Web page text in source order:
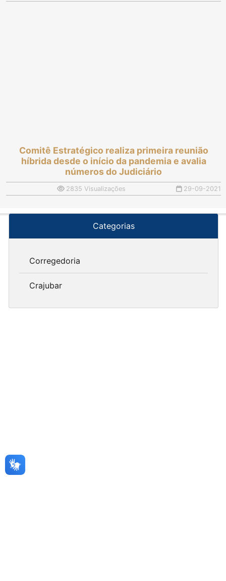
Comitê Estratégico realiza primeira reunião
híbrida desde o início da pandemia e avalia
números do Judiciário
2835 Visualizações 29-09-2021
Categorias
Corregedoria
Crajubar